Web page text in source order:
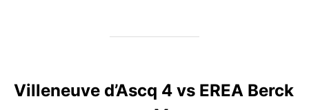
Villeneuve d’Ascq 4 vs EREA Berck